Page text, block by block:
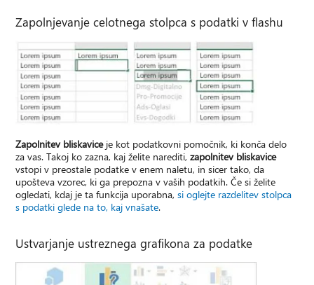
Zapolnjevanje celotnega stolpca s podatki v flashu
Zapolnitev bliskaviceje kot podatkovni pomočnik, ki konča delo
za vas. Takoj ko zazna, kaj želite narediti,zapolnitev bliskavice
vstopi v preostale podatke v enem naletu, in sicer tako, da
upošteva vzorec, ki ga prepozna v vaših podatkih. Če si želite
ogledati, kdaj je ta funkcija uporabna,si oglejte razdelitev stolpca
s podatki glede na to, kaj vnašate.
Ustvarjanje ustreznega grafikona za podatke